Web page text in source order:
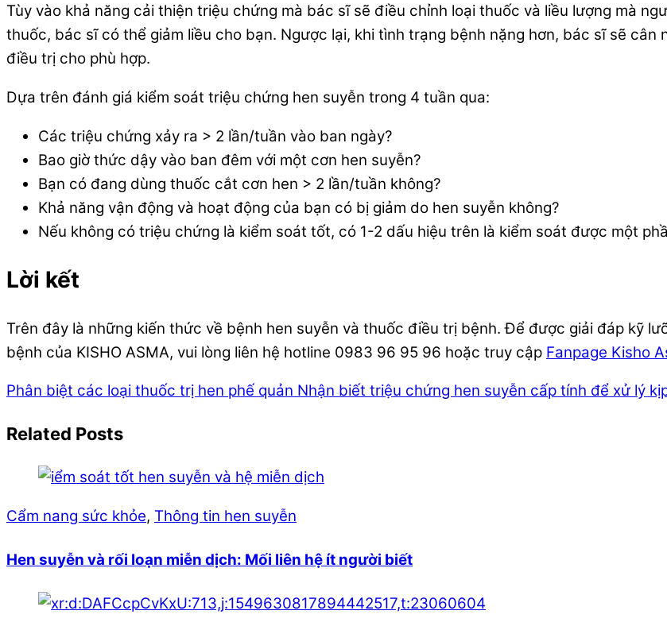
Tùy vào khả năng cải thiện triệu chứng mà bác sĩ sẽ điều chỉnh loại thuốc và liều lượng mà
thuốc, bác sĩ có thể giảm liều cho bạn. Ngược lại, khi tình trạng bệnh nặng hơn, bác sĩ sẽ
điều trị cho phù hợp.
Dựa trên đánh giá kiểm soát triệu chứng hen suyễn trong 4 tuần qua:
Các triệu chứng xảy ra > 2 lần/tuần vào ban ngày?
Bao giờ thức dậy vào ban đêm với một cơn hen suyễn?
Bạn có đang dùng thuốc cắt cơn hen > 2 lần/tuần không?
Khả năng vận động và hoạt động của bạn có bị giảm do hen suyễn không?
Nếu không có triệu chứng là kiểm soát tốt, có 1-2 dấu hiệu trên là kiểm soát được một
Lời kết
Trên đây là những kiến thức về bệnh hen suyễn và thuốc điều trị bệnh. Để được giải đáp kỹ
bệnh của KISHO ASMA, vui lòng liên hệ hotline 0983 96 95 96 hoặc truy cập Fanpage Kisho
Phân biệt các loại thuốc trị hen phế quản Nhận biết triệu chứng hen suyễn cấp tính để xử lý
Related Posts
Cẩm nang sức khỏe, Thông tin hen suyễn
Hen suyễn và rối loạn miễn dịch: Mối liên hệ ít người biết